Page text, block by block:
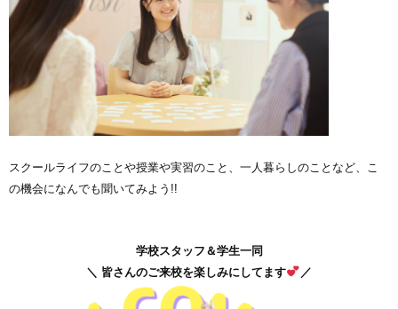
スクールライフのことや授業や実習のこと、一人暮らしのことなど、こ
の機会になんでも聞いてみよう!!
学校スタッフ＆学生一同
＼ 皆さんのご来校を楽しみにしてます
／